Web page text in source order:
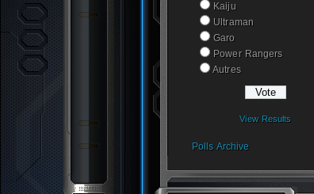
Kaiju
Ultraman
Garo
Power Rangers
Autres
View Results
Polls Archive